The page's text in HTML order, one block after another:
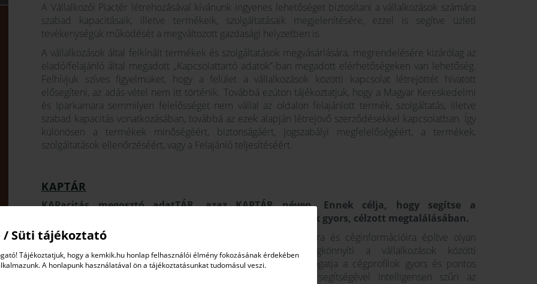
/ Süti tájékoztató
Tájékoztatjuk, hogy a kemkik.hu honlap felhasználói élmény fokozásának érdekében
A honlapunk használatával ön a tájékoztatásunkat tudomásul veszi.
A Vállalkozói Piactér létrehozásával kívánunk ingyenes lehetőséget biztosítani a vállalkozások számára
szabad kapacitásaik, illetve termékeik, szolgáltatásaik megjelenítésére, ezzel is segítve üzleti
tevékenységük működését a megváltozott gazdasági helyzetben is.
A vállalkozások által felkínált termékek és szolgáltatások megvásárlására, megrendelésére kizárólag az
eladó/felajánló által megadott „Kapcsolattartó adatok”-ban megadott elérhetőségeken van lehetőség.
Felhívjuk szíves figyelmüket, hogy a felület a vállalkozások közötti kapcsolat létrejöttét hivatott
elősegíteni, az adás-vétel nem itt történik. Továbbá ezúton tájékoztatjuk, hogy a Magyar Kereskedelmi
és Iparkamara semmilyen felelősséget nem vállal az oldalon felajánlott termék, szolgáltatás, illetve
szabad kapacitás vonatkozásában, továbbá az ezek alapján létrejövő szerződésekkel kapcsolatban. Így
különösen a termékek minőségéért, biztonságáért, jogszabályi megfelelőségéért, a termékek,
szolgáltatások ellenőrzéséért, vagy a Felajánló teljesítéséért.
KAPTÁR
KAPacitás megosztó adatTÁR, azaz KAPTÁR néven. Ennek célja, hogy segítse a
vállalkozásokat az üzleti partnerek és szabad kapacitások gyors, célzott megtalálásában.
A KAPTÁR platform a Kamara meglévő vállalkozói adatbázisára és céginformációira építve olyan
modern partnerkereső rendszer, amely jelentősen megkönnyíti a vállalkozások közötti
együttműködést. A rendszer mesterséges intelligenciával támogatja a cégprofilok gyors és pontos
kitöltését, valamint automatikusan kommunikáló AI-chatbot segítségével intelligensen szűri az